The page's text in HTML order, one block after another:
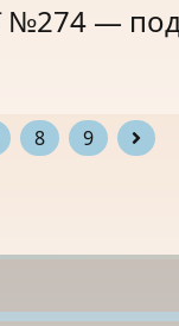
№274 —
8 9